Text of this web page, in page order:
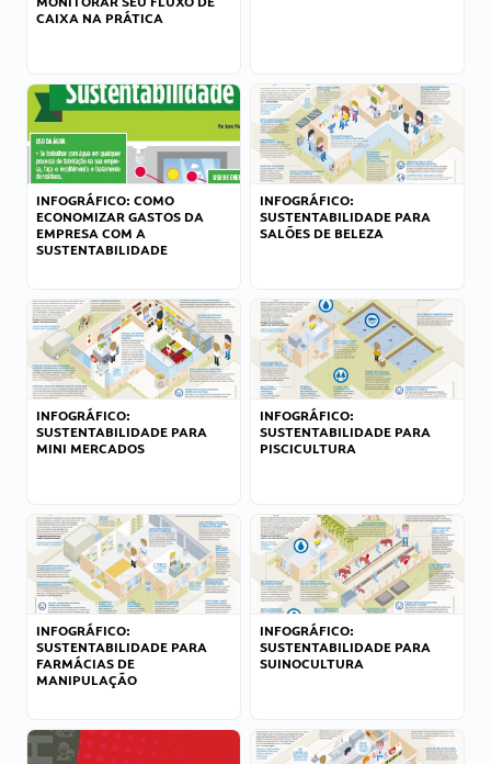
CAIXA NA PRÁTICA
INFOGRÁFICO: COMO
ECONOMIZAR GASTOS DA
EMPRESA COM A
SUSTENTABILIDADE
INFOGRÁFICO:
SUSTENTABILIDADE PARA
SALÕES DE BELEZA
INFOGRÁFICO:
SUSTENTABILIDADE PARA
MINI MERCADOS
INFOGRÁFICO:
SUSTENTABILIDADE PARA
PISCICULTURA
INFOGRÁFICO:
SUSTENTABILIDADE PARA
FARMÁCIAS DE
MANIPULAÇÃO
INFOGRÁFICO:
SUSTENTABILIDADE PARA
SUINOCULTURA